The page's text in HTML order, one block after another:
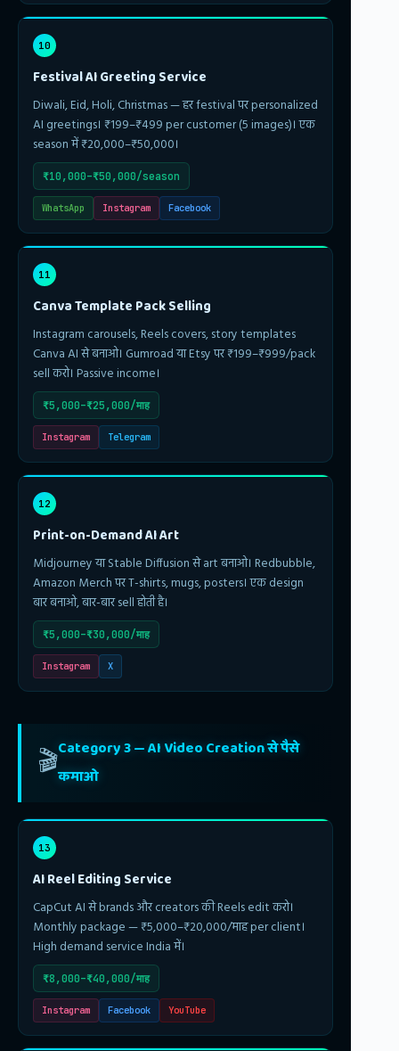
10
Festival AI Greeting Service
Diwali, Eid, Holi, Christmas — हर festival पर personalized
AI greetings। ₹199–₹499 per customer (5 images)। एक
season में ₹20,000–₹50,000।
₹10,000–₹50,000/season
WhatsApp Instagram Facebook
11
Canva Template Pack Selling
Instagram carousels, Reels covers, story templates
Canva AI से बनाओ। Gumroad या Etsy पर ₹199–₹999/pack
sell करो। Passive income।
₹5,000–₹25,000/माह
Instagram Telegram
12
Print-on-Demand AI Art
Midjourney या Stable Diffusion से art बनाओ। Redbubble,
Amazon Merch पर T-shirts, mugs, posters। एक design
बार बनाओ, बार-बार sell होती है।
₹5,000–₹30,000/माह
Instagram X
🎬Category 3 — AI Video Creation से पैसे
कमाओ
13
AI Reel Editing Service
CapCut AI से brands और creators की Reels edit करो।
Monthly package — ₹5,000–₹20,000/माह per client।
High demand service India में।
₹8,000–₹40,000/माह
Instagram Facebook YouTube